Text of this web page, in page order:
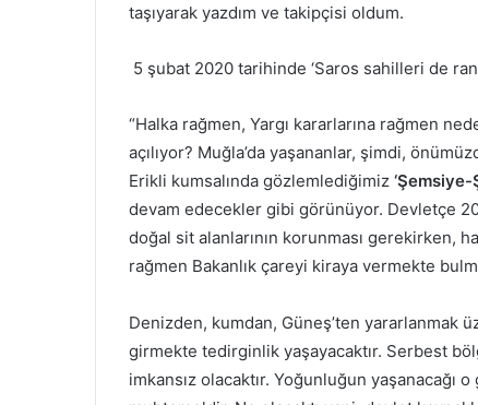
taşıyarak yazdım ve takipçisi oldum.
5 şubat 2020 tarihinde ‘Saros sahilleri de
“Halka rağmen, Yargı kararlarına rağmen
açılıyor? Muğla’da yaşananlar, şimdi,
Erikli kumsalında gözlemlediğimiz ‘Şemsiye-
devam edecekler gibi görünüyor. Devletçe
doğal sit alanlarının korunması gerekirken,
rağmen Bakanlık çareyi kiraya vermekte
Denizden, kumdan, Güneş’ten yararlanmak
girmekte tedirginlik yaşayacaktır. Serbest
imkansız olacaktır. Yoğunluğun yaşanacağı